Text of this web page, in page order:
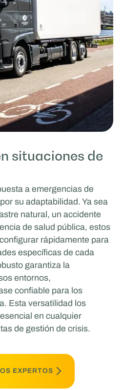
situaciones de
a emergencias de
su adaptabilidad. Ya sea
natural, un accidente
de salud pública, estos
rápidamente para
específicas de cada
garantiza la
entornos,
confiable para los
Esta versatilidad los
en cualquier
de gestión de crisis.
EXPERTOS